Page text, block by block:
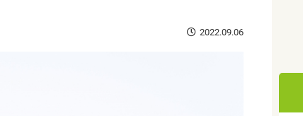
2022.09.06